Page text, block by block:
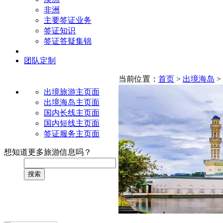
非洲
主要签证业务
签证知识
签证答疑集锦
团队定制
出境旅游主页面
出境海岛主页面
国内长线主页面
国内短线主页面
签证服务主页面
想知道更多旅游信息吗？
搜索
当前位置： 首页 > 出境海岛 >